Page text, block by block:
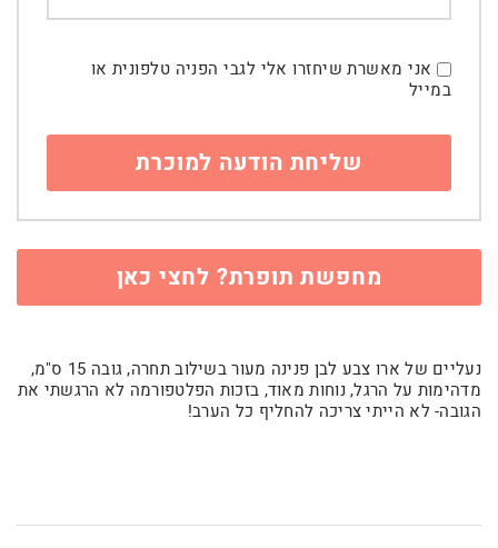
אני מאשרת שיחזרו אלי לגבי הפניה טלפונית או
במייל
מחפשת תופרת? לחצי כאן
נעליים של ארו צבע לבן פנינה מעור בשילוב תחרה, גובה 15 ס"מ,
מדהימות על הרגל, נוחות מאוד, בזכות הפלטפורמה לא הרגשתי את
הגובה- לא הייתי צריכה להחליף כל הערב!